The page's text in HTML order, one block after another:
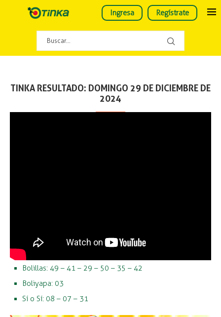
Ingresa Regístrate
TINKA RESULTADO: DOMINGO 29 DE DICIEMBRE DE
2024
Bolillas: 49 – 41 – 29 – 50 – 35 – 42
Boliyapa: 03
Sí o Sí: 08 – 07 – 31